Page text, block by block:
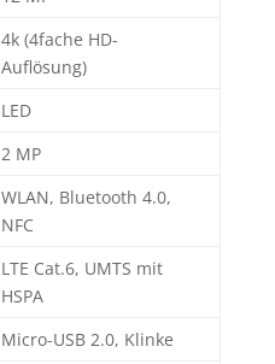
4k (4fache HD-
Auflösung)
LED
2 MP
WLAN, Bluetooth 4.0,
NFC
LTE Cat.6, UMTS mit
HSPA
Micro-USB 2.0, Klinke